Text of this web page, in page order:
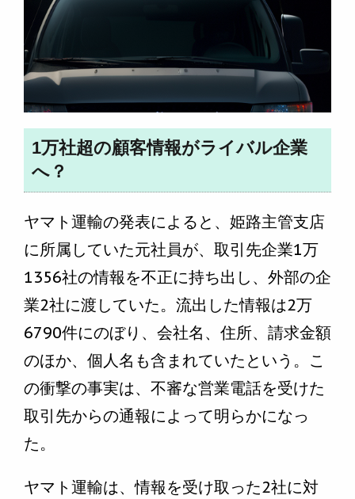
1万社超の顧客情報がライバル企業
へ？
ヤマト運輸の発表によると、姫路主管支店
に所属していた元社員が、取引先企業1万
1356社の情報を不正に持ち出し、外部の企
業2社に渡していた。流出した情報は2万
6790件にのぼり、会社名、住所、請求金額
のほか、個人名も含まれていたという。こ
の衝撃の事実は、不審な営業電話を受けた
取引先からの通報によって明らかになっ
た。
ヤマト運輸は、情報を受け取った2社に対